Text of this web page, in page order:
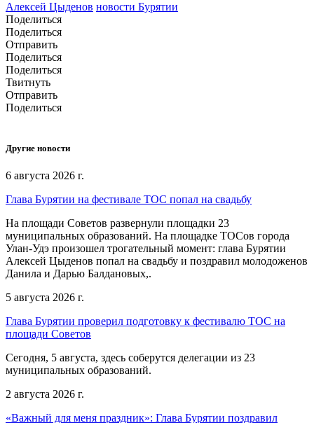
Алексей Цыденов новости Бурятии
Поделиться
Поделиться
Отправить
Поделиться
Поделиться
Твитнуть
Отправить
Поделиться
Другие новости
6 августа 2026 г.
Глава Бурятии на фестивале ТОС попал на свадьбу
На площади Советов развернули площадки 23
муниципальных образований. На площадке ТОСов города
Улан-Удэ произошел трогательный момент: глава Бурятии
Алексей Цыденов попал на свадьбу и поздравил молодоженов
Данила и Дарью Балдановых,.
5 августа 2026 г.
Глава Бурятии проверил подготовку к фестивалю ТОС на
площади Советов
Сегодня, 5 августа, здесь соберутся делегации из 23
муниципальных образований.
2 августа 2026 г.
«Важный для меня праздник»: Глава Бурятии поздравил